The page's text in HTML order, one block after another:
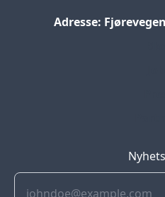
Adresse: